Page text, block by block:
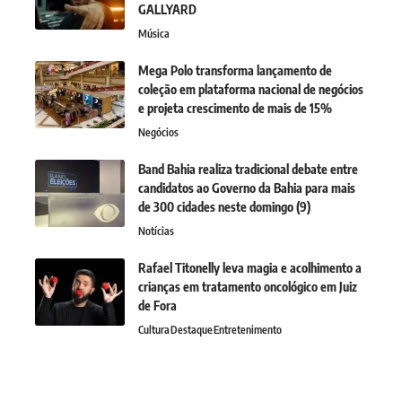
GALLYARD
Música
Mega Polo transforma lançamento de
coleção em plataforma nacional de negócios
e projeta crescimento de mais de 15%
Negócios
Band Bahia realiza tradicional debate entre
candidatos ao Governo da Bahia para mais
de 300 cidades neste domingo (9)
Notícias
Rafael Titonelly leva magia e acolhimento a
crianças em tratamento oncológico em Juiz
de Fora
CulturaDestaqueEntretenimento